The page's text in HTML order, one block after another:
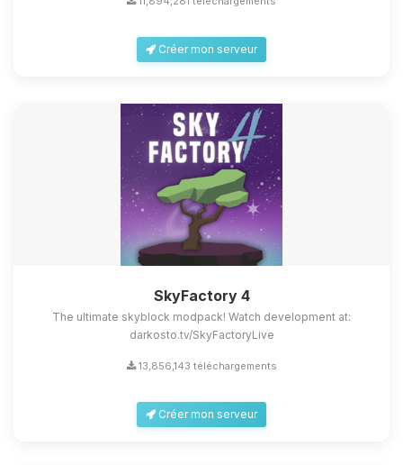
Créer mon serveur
SkyFactory 4
The ultimate skyblock modpack! Watch development at:
darkosto.tv/SkyFactoryLive
13,856,143 téléchargements
Créer mon serveur